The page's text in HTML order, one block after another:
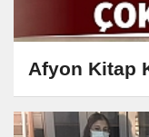
Afyon Kitap